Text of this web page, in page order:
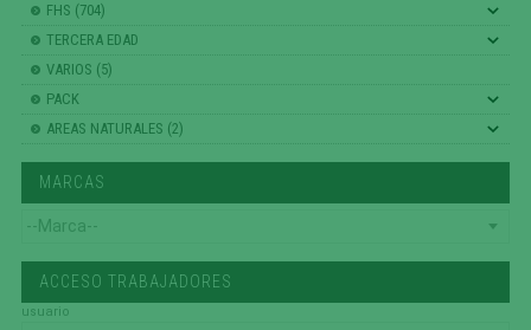
FHS (704)
TERCERA EDAD
VARIOS (5)
PACK
AREAS NATURALES (2)
MARCAS
ACCESO TRABAJADORES
usuario